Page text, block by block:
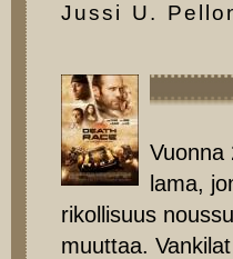
Jussi U.
Vuonna
lama,
rikollisuus
muuttaa.